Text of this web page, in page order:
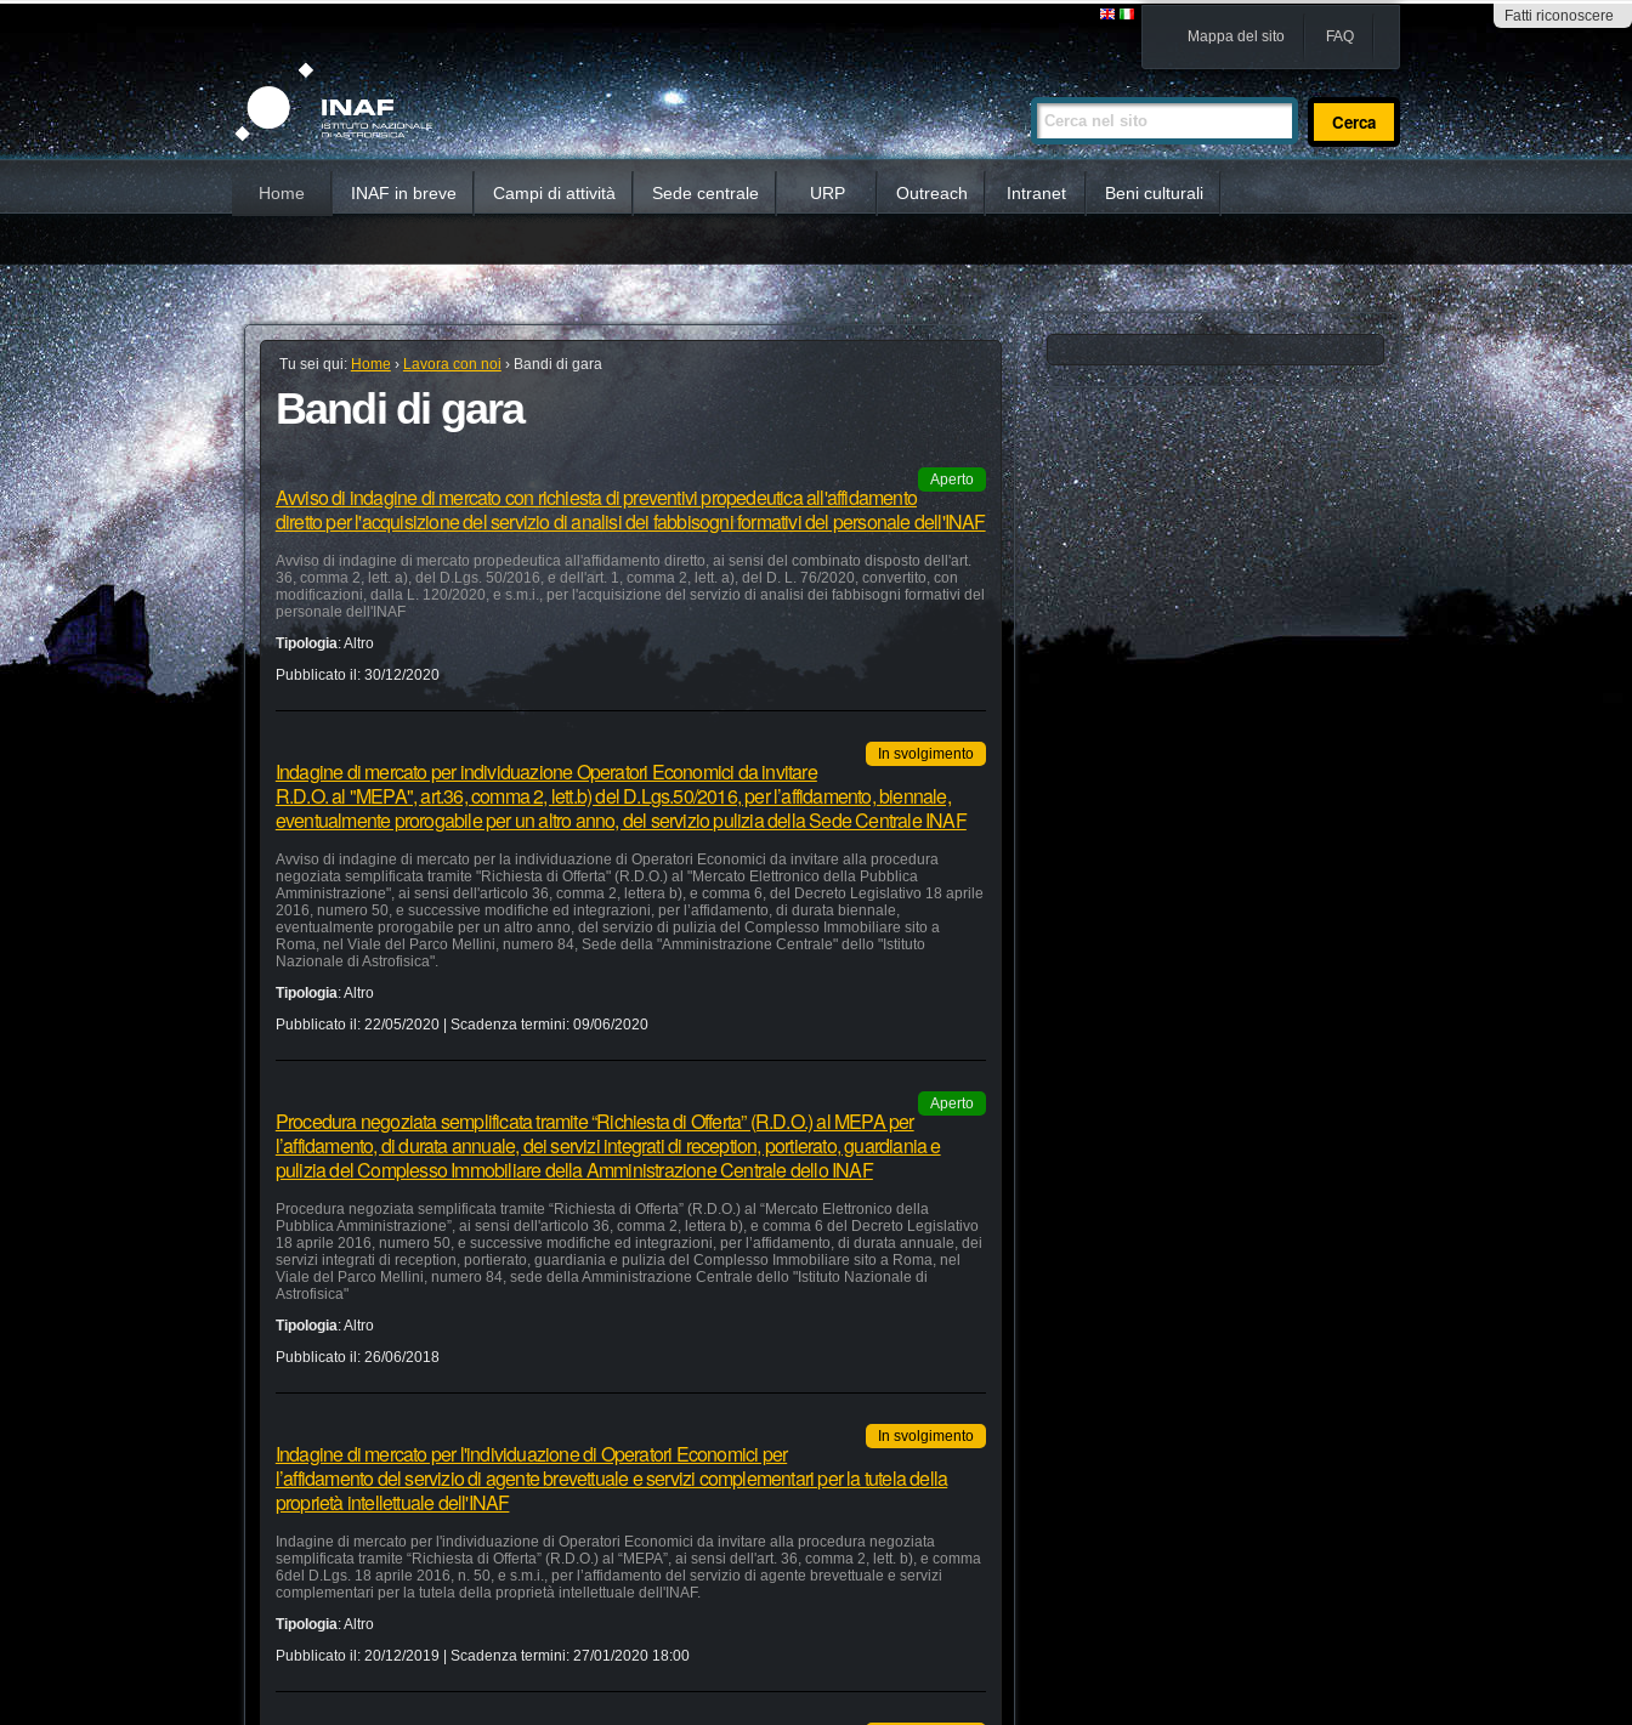
Fatti riconoscere
contenuti.
Salta
alla
navigazione
Mappa del sito FAQ
Cerca nel sito
Ricerca
avanzata…
Home INAF in breve Campi di attività Sede centrale URP Outreach Intranet Beni culturali
Tu sei qui: Home › Lavora con noi › Bandi di gara
Bandi di gara
Aperto
Avviso di indagine di mercato con richiesta di preventivi propedeutica all'affidamento
diretto per l'acquisizione del servizio di analisi dei fabbisogni formativi del personale dell'INAF
Avviso di indagine di mercato propedeutica all'affidamento diretto, ai sensi del combinato disposto dell'art.
36, comma 2, lett. a), del D.Lgs. 50/2016, e dell'art. 1, comma 2, lett. a), del D. L. 76/2020, convertito, con
modificazioni, dalla L. 120/2020, e s.m.i., per l'acquisizione del servizio di analisi dei fabbisogni formativi del
personale dell'INAF
Tipologia:Altro
Pubblicato il: 30/12/2020
In svolgimento
Indagine di mercato per individuazione Operatori Economici da invitare
R.D.O. al "MEPA", art.36, comma 2, lett.b) del D.Lgs.50/2016, per l’affidamento, biennale,
eventualmente prorogabile per un altro anno, del servizio pulizia della Sede Centrale INAF
Avviso di indagine di mercato per la individuazione di Operatori Economici da invitare alla procedura
negoziata semplificata tramite "Richiesta di Offerta" (R.D.O.) al "Mercato Elettronico della Pubblica
Amministrazione", ai sensi dell'articolo 36, comma 2, lettera b), e comma 6, del Decreto Legislativo 18 aprile
2016, numero 50, e successive modifiche ed integrazioni, per l’affidamento, di durata biennale,
eventualmente prorogabile per un altro anno, del servizio di pulizia del Complesso Immobiliare sito a
Roma, nel Viale del Parco Mellini, numero 84, Sede della "Amministrazione Centrale" dello "Istituto
Nazionale di Astrofisica".
Tipologia:Altro
Pubblicato il: 22/05/2020| Scadenza termini: 09/06/2020
Aperto
Procedura negoziata semplificata tramite “Richiesta di Offerta” (R.D.O.) al MEPA per
l’affidamento, di durata annuale, dei servizi integrati di reception, portierato, guardiania e
pulizia del Complesso Immobiliare della Amministrazione Centrale dello INAF
Procedura negoziata semplificata tramite “Richiesta di Offerta” (R.D.O.) al “Mercato Elettronico della
Pubblica Amministrazione”, ai sensi dell'articolo 36, comma 2, lettera b), e comma 6 del Decreto Legislativo
18 aprile 2016, numero 50, e successive modifiche ed integrazioni, per l’affidamento, di durata annuale, dei
servizi integrati di reception, portierato, guardiania e pulizia del Complesso Immobiliare sito a Roma, nel
Viale del Parco Mellini, numero 84, sede della Amministrazione Centrale dello "Istituto Nazionale di
Astrofisica"
Tipologia:Altro
Pubblicato il: 26/06/2018
In svolgimento
Indagine di mercato per l'individuazione di Operatori Economici per
l’affidamento del servizio di agente brevettuale e servizi complementari per la tutela della
proprietà intellettuale dell'INAF
Indagine di mercato per l'individuazione di Operatori Economici da invitare alla procedura negoziata
semplificata tramite “Richiesta di Offerta” (R.D.O.) al “MEPA”, ai sensi dell'art. 36, comma 2, lett. b), e comma
6del D.Lgs. 18 aprile 2016, n. 50, e s.m.i., per l’affidamento del servizio di agente brevettuale e servizi
complementari per la tutela della proprietà intellettuale dell'INAF.
Tipologia:Altro
Pubblicato il: 20/12/2019 | Scadenza termini: 27/01/2020 18:00